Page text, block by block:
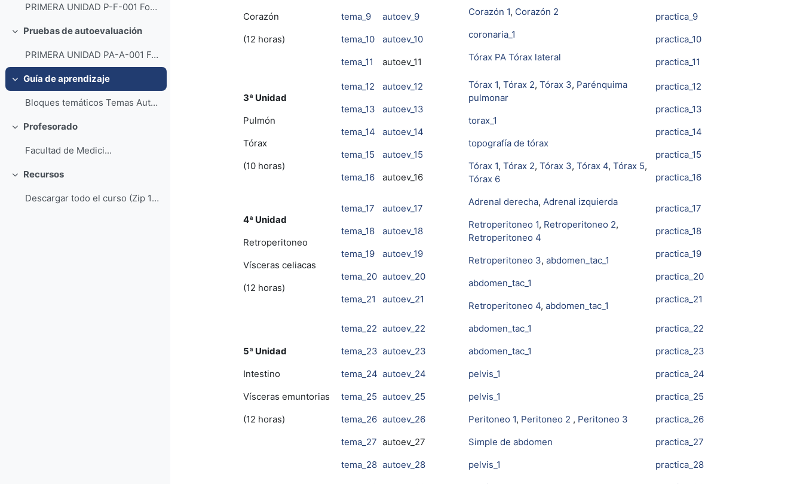
PRIMERA UNIDAD P-F-001 Fosas nasales. (HTM) P...
Colapsar
Pruebas de autoevaluación
PRIMERA UNIDAD PA-A-001 Fosas nasales. (HTM...
Colapsar
Guía de aprendizaje
Bloques temáticos Temas Auto...
Colapsar
Profesorado
Facultad de Medici...
Colapsar
Recursos
Descargar todo el curso (Zip 14,7MB)
Corazón
(12 horas)
tema_9
tema_10
tema_11
autoev_9
autoev_10
autoev_11
Corazón 1, Corazón 2
coronaria_1
Tórax PA Tórax lateral
practica_9
practica_10
practica_11
3ª Unidad
Pulmón
Tórax
(10 horas)
tema_12
tema_13
tema_14
tema_15
tema_16
autoev_12
autoev_13
autoev_14
autoev_15
autoev_16
Tórax 1, Tórax 2, Tórax 3, Parénquima
pulmonar
torax_1
topografía de tórax
Tórax 1, Tórax 2, Tórax 3, Tórax 4, Tórax 5,
Tórax 6
practica_12
practica_13
practica_14
practica_15
practica_16
4ª Unidad
Retroperitoneo
Vísceras celiacas
(12 horas)
tema_17
tema_18
tema_19
tema_20
tema_21
autoev_17
autoev_18
autoev_19
autoev_20
autoev_21
Adrenal derecha, Adrenal izquierda
Retroperitoneo 1, Retroperitoneo 2,
Retroperitoneo 4
Retroperitoneo 3, abdomen_tac_1
abdomen_tac_1
Retroperitoneo 4, abdomen_tac_1
practica_17
practica_18
practica_19
practica_20
practica_21
5ª Unidad
Intestino
Vísceras emuntorias
(12 horas)
tema_22
tema_23
tema_24
tema_25
tema_26
tema_27
autoev_22
autoev_23
autoev_24
autoev_25
autoev_26
autoev_27
abdomen_tac_1
abdomen_tac_1
pelvis_1
pelvis_1
Peritoneo 1, Peritoneo 2 , Peritoneo 3
Simple de abdomen
practica_22
practica_23
practica_24
practica_25
practica_26
practica_27
tema_28 autoev_28
pelvis_1
practica_28